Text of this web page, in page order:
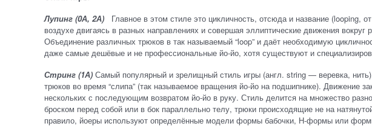
Лупинг (0А, 2А) Главное в этом стиле это цикличность, отсюда и название (looping,
воздухе двигаясь в разных направлениях и совершая эллиптические движения
Объединение различных трюков в так называемый “loop” и даёт необходимую
даже самые дешёвые и не профессиональные йо-йо, хотя существуют и
Стринг (1А) Самый популярный и зрелищный стиль игры (англ. string — веревка,
трюков во время “слипа” (так называемое вращения йо-йо на подшипнике). Движение
нескольких с последующим возвратом йо-йо в руку. Стиль делится на множество
броском перед собой или в бок параллельно телу, трюки происходящие не на
правило, йоеры используют определённые модели формы бабочки, Н-формы или